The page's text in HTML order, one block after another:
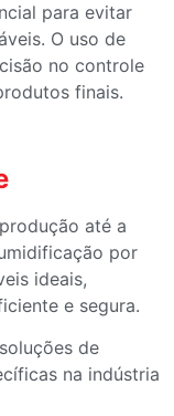
para evitar
O uso de
no controle
finais.
até a
por
ideais,
e segura.
de
na indústria